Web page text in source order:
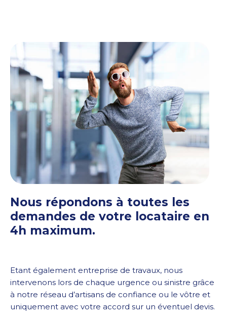
Nous répondons à toutes les
demandes de votre locataire en
4h maximum.
Etant également entreprise de travaux, nous
intervenons lors de chaque urgence ou sinistre grâce
à notre réseau d’artisans de confiance ou le vôtre et
uniquement avec votre accord sur un éventuel devis.